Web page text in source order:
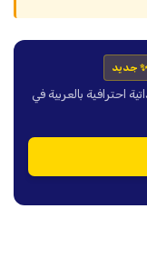
✨ جديد
احترافية بالعربية في